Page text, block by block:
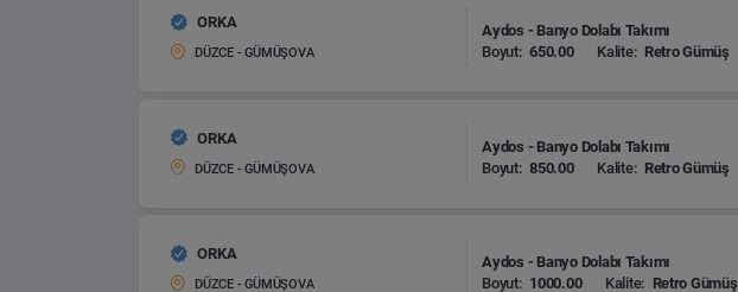
ORKA
DÜZCE - GÜMÜŞOVA
Aydos - Banyo Dolabı Takımı
Boyut: 650.00 Kalite: Retro Gümüş
ORKA
DÜZCE - GÜMÜŞOVA
Aydos - Banyo Dolabı Takımı
Boyut: 850.00 Kalite: Retro Gümüş
ORKA
DÜZCE - GÜMÜŞOVA
Aydos - Banyo Dolabı Takımı
Boyut: 1000.00 Kalite: Retro Gümüş